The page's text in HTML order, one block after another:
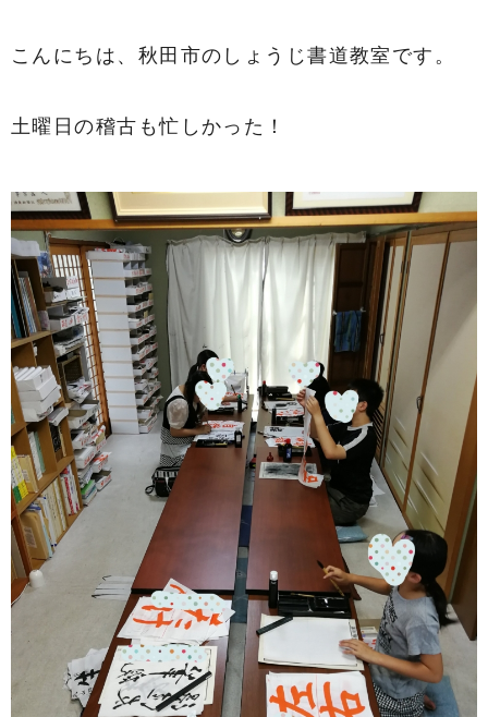
こんにちは、秋田市のしょうじ書道教室です。
土曜日の稽古も忙しかった！